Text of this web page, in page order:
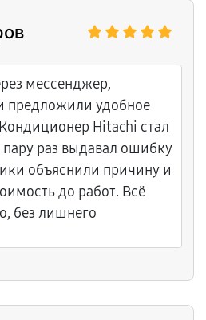
мессенджер,
предложили удобное
Hitachi стал
раз выдавал ошибку
объяснили причину и
до работ. Всё
без лишнего